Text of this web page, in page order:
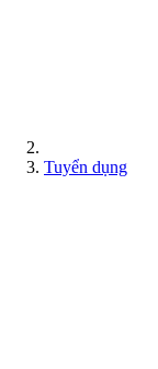
Tuyển dụng